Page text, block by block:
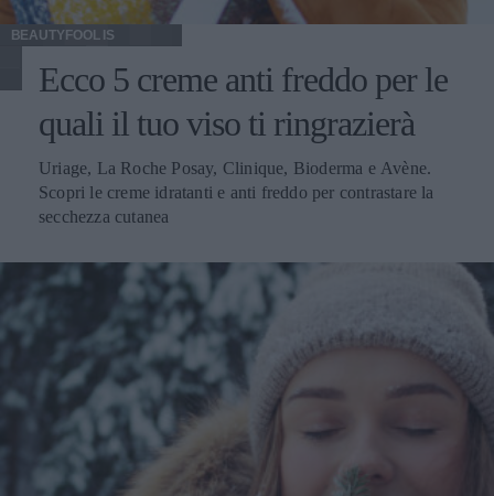
BEAUTYFOOL IS
Ecco 5 creme anti freddo per le
quali il tuo viso ti ringrazierà
Uriage, La Roche Posay, Clinique, Bioderma e Avène.
Scopri le creme idratanti e anti freddo per contrastare la
secchezza cutanea